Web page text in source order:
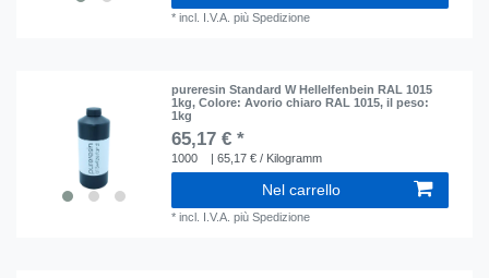
*incl. I.V.A. piùSpedizione
pureresin Standard W Hellelfenbein RAL 1015
1kg, Colore: Avorio chiaro RAL 1015, il peso:
1kg
65,17 € *
1000 | 65,17 € / Kilogramm
Nel carrello
*incl. I.V.A. piùSpedizione